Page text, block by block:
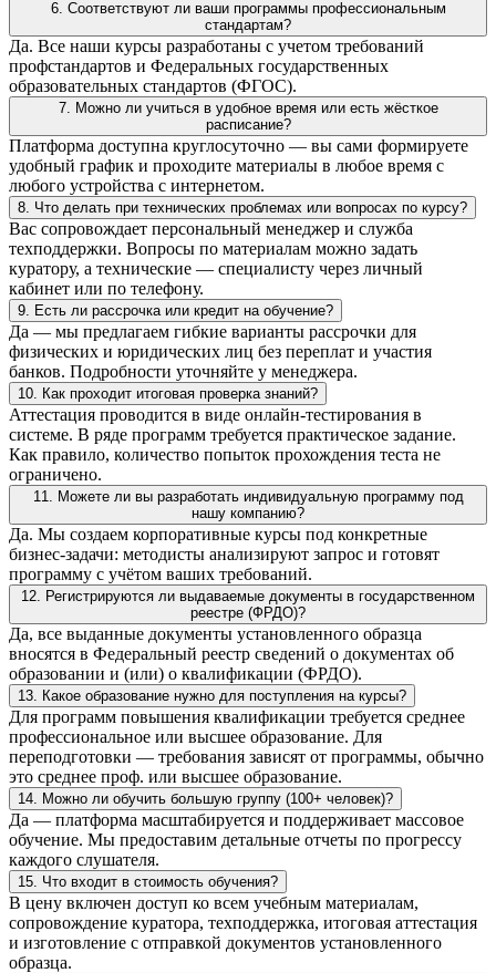
6. Соответствуют ли ваши программы профессиональным
стандартам?
Да. Все наши курсы разработаны с учетом требований
профстандартов и Федеральных государственных
образовательных стандартов (ФГОС).
7. Можно ли учиться в удобное время или есть жёсткое
расписание?
Платформа доступна круглосуточно — вы сами формируете
удобный график и проходите материалы в любое время с
любого устройства с интернетом.
8. Что делать при технических проблемах или вопросах по курсу?
Вас сопровождает персональный менеджер и служба
техподдержки. Вопросы по материалам можно задать
куратору, а технические — специалисту через личный
кабинет или по телефону.
9. Есть ли рассрочка или кредит на обучение?
Да — мы предлагаем гибкие варианты рассрочки для
физических и юридических лиц без переплат и участия
банков. Подробности уточняйте у менеджера.
10. Как проходит итоговая проверка знаний?
Аттестация проводится в виде онлайн-тестирования в
системе. В ряде программ требуется практическое задание.
Как правило, количество попыток прохождения теста не
ограничено.
11. Можете ли вы разработать индивидуальную программу под
нашу компанию?
Да. Мы создаем корпоративные курсы под конкретные
бизнес-задачи: методисты анализируют запрос и готовят
программу с учётом ваших требований.
12. Регистрируются ли выдаваемые документы в государственном
реестре (ФРДО)?
Да, все выданные документы установленного образца
вносятся в Федеральный реестр сведений о документах об
образовании и (или) о квалификации (ФРДО).
13. Какое образование нужно для поступления на курсы?
Для программ повышения квалификации требуется среднее
профессиональное или высшее образование. Для
переподготовки — требования зависят от программы, обычно
это среднее проф. или высшее образование.
14. Можно ли обучить большую группу (100+ человек)?
Да — платформа масштабируется и поддерживает массовое
обучение. Мы предоставим детальные отчеты по прогрессу
каждого слушателя.
15. Что входит в стоимость обучения?
В цену включен доступ ко всем учебным материалам,
сопровождение куратора, техподдержка, итоговая аттестация
и изготовление с отправкой документов установленного
образца.